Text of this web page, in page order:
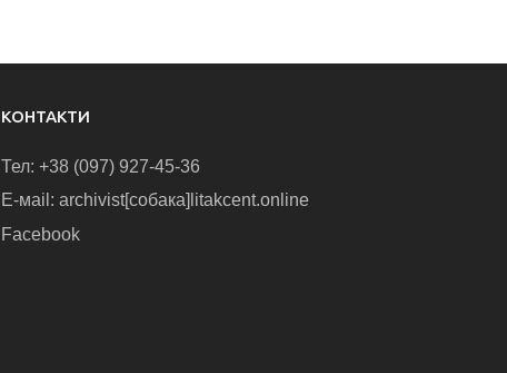
КОНТАКТИ
Тел: +38 (097) 927-45-36
E-маіl: archivist[собака]litakcent.online
Facebook